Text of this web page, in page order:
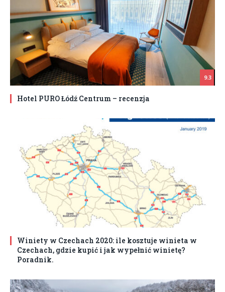
9.3
Hotel PURO Łódź Centrum – recenzja
Winiety w Czechach 2020: ile kosztuje winieta w
Czechach, gdzie kupić i jak wypełnić winietę?
Poradnik.